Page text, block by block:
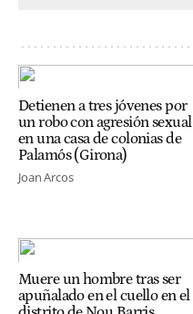
Detienen a tres jóvenes por
un robo con agresión sexual
en una casa de colonias de
Palamós (Girona)
Joan Arcos
Muere un hombre tras ser
apuñalado en el cuello en el